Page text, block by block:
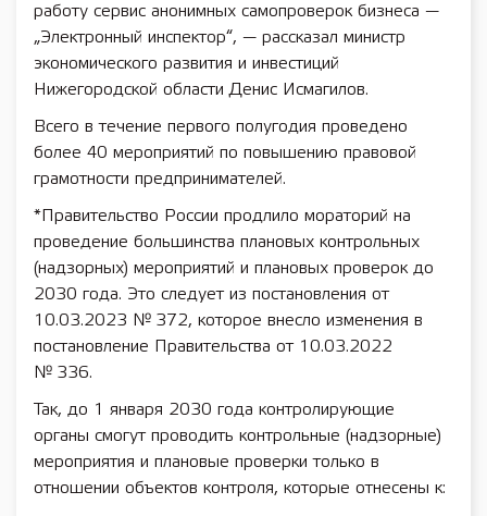
работу сервис анонимных самопроверок бизнеса —
„Электронный инспектор“, — рассказал министр
экономического развития и инвестиций
Нижегородской области Денис Исмагилов.
Всего в течение первого полугодия проведено
более 40 мероприятий по повышению правовой
грамотности предпринимателей.
*Правительство России продлило мораторий на
проведение большинства плановых контрольных
(надзорных) мероприятий и плановых проверок до
2030 года. Это следует из постановления от
10.03.2023 № 372, которое внесло изменения в
постановление Правительства от 10.03.2022
№ 336.
Так, до 1 января 2030 года контролирующие
органы смогут проводить контрольные (надзорные)
мероприятия и плановые проверки только в
отношении объектов контроля, которые отнесены к: